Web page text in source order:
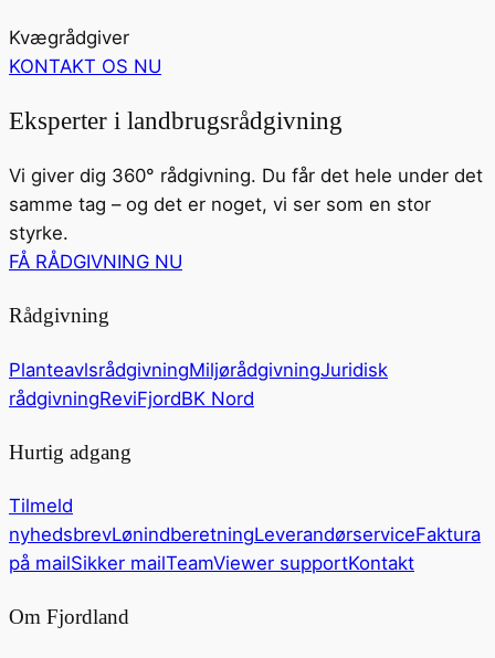
Kvægrådgiver
KONTAKT OS NU
Eksperter i landbrugsrådgivning
Vi giver dig 360° rådgivning. Du får det hele under det
samme tag – og det er noget, vi ser som en stor
styrke.
FÅ RÅDGIVNING NU
Rådgivning
PlanteavlsrådgivningMiljørådgivningJuridisk
rådgivningReviFjordBK Nord
Hurtig adgang
Tilmeld
nyhedsbrevLønindberetningLeverandørserviceFaktura
på mailSikker mailTeamViewer supportKontakt
Om Fjordland